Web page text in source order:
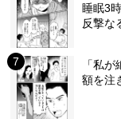
睡眠3
反撃な
「私
額を注